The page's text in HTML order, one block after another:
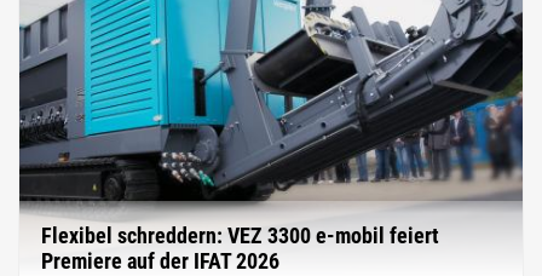
Flexibel schreddern: VEZ 3300 e-mobil feiert
Premiere auf der IFAT 2026